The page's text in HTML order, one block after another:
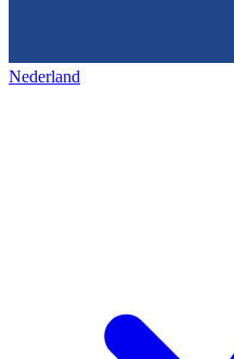
Nederland